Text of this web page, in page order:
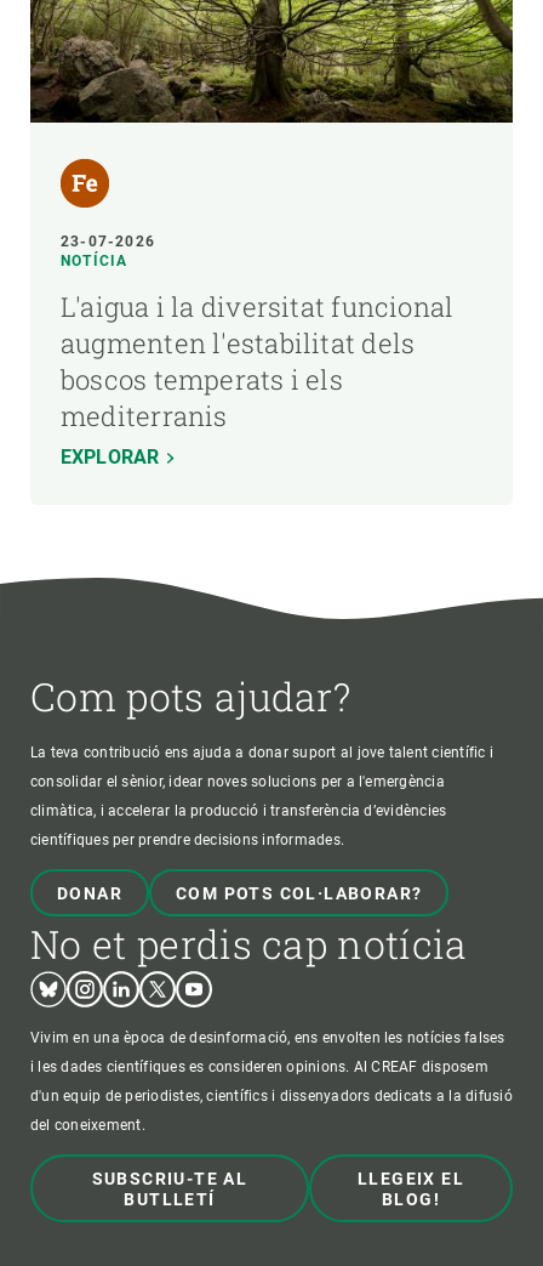
23-07-2026
NOTÍCIA
L'aigua i la diversitat funcional
augmenten l'estabilitat dels
boscos temperats i els
mediterranis
EXPLORAR
Com pots ajudar?
La teva contribució ens ajuda a donar suport al jove talent científic i
consolidar el sènior, idear noves solucions per a l'emergència
climàtica, i accelerar la producció i transferència d’evidències
científiques per prendre decisions informades.
DONAR COM POTS COL·LABORAR?
No et perdis cap notícia
BlueskyInstagram
LinkedinTwitterYoutube
Vivim en una època de desinformació, ens envolten les notícies falses
i les dades científiques es consideren opinions. Al CREAF disposem
d'un equip de periodistes, científics i dissenyadors dedicats a la difusió
del coneixement.
SUBSCRIU-TE AL
BUTLLETÍ
LLEGEIX EL
BLOG!